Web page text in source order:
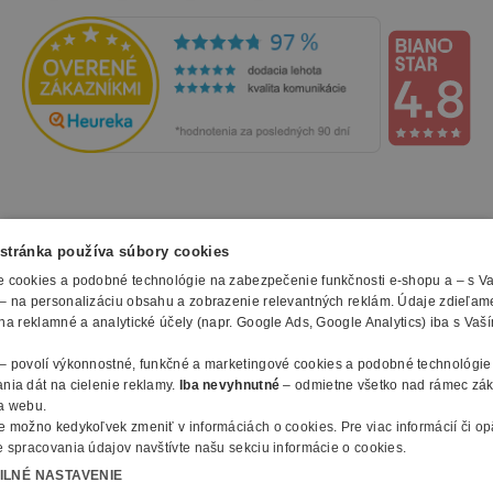
skríň i celého kancelárskeho nábytku vo všetkých
dezénoch.
Inšpirujte sa našimi návrhmi
Inšpirujte sa návrhmi interiérov z radu
vás zaujmú!
+
+
+
+
NAKUPOVANIE
Všetko o nákupe
Obchodné podmienky
Spôsoby platby
Záruky, servis a reklamácie
Ochrana osobných údajov
Informácie o cookies
Ako nakupovať
SLUŽBY
Reklamačný formulár
E-procurement
Vlastná výroba nábytku
Vyhlásenie o prístupnosti
O FIRME
O nás
Kontakty
Členstvo v organizáciach
© 2010 - 2026 B2B Partner s.r.o. - Všetky práva vyhradené.
Profesionálny e-shop na mieru
používa súbory cookies
cookies a podobné technológie na zabezpečenie funkčnosti e-shopu a – s
na personalizáciu obsahu a zobrazenie relevantných reklám. Údaje
reklamné a analytické účely (napr. Google Ads, Google Analytics) iba s
povolí výkonnostné, funkčné a marketingové cookies a podobné
dát na cielenie reklamy.
Iba nevyhnutné – odmietne všetko nad rámec
webu.
možno kedykoľvek zmeniť v informáciách o cookies. Pre viac informácií či
spracovania údajov navštívte našu sekciu informácie o cookies.
NASTAVENIE